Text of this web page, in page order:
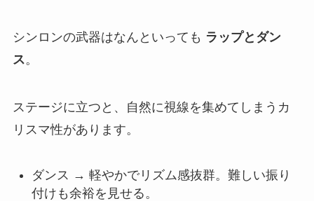
シンロンの武器はなんといっても ラップとダン
ス。
ステージに立つと、自然に視線を集めてしまうカ
リスマ性があります。
ダンス → 軽やかでリズム感抜群。難しい振り
付けも余裕を見せる。